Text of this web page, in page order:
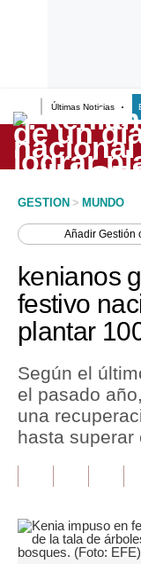
Últimas Noticias
Lo último
Peru Quiosco
Economía
Mercados
Política
Tu Dinero
Finanzas Personales
Plus G
GESTION > MUNDO
AñadirGestión
kenianos
festivo
plantar
Según el
el pasado
una
hasta superar